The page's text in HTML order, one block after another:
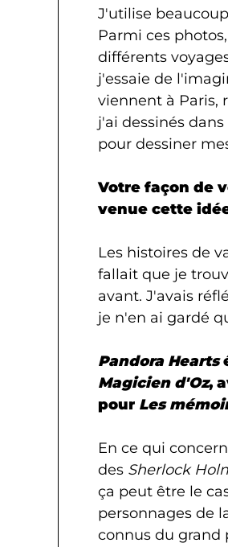
J'utilise
Parmi ces
différents
j'essaie de
viennent à Paris,
j'ai dessinés
pour dessiner
Votre façon de
venue cette
Les histoires de
fallait que je
avant. J'avais
je n'en ai gardé
Pandora Hearts
Magicien d'Oz,
pour Les
En ce qui
des Sherlock
ça peut être le
personnages de
connus du grand